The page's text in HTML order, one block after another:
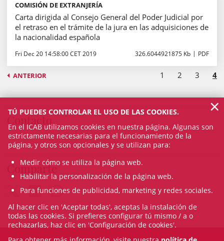
COMISIÓN DE EXTRANJERÍA
Carta dirigida al Consejo General del Poder Judicial por
el retraso en el trámite de la jura en las adquisiciones de
la nacionalidad española
Fri Dec 20 14:58:00 CET 2019 326.6044921875 Kb PDF
ANTERIOR 1 2 3 4
Contacto
Comparte
TÚ PUEDES CONTROLAR EL USO DE LAS COOKIES.
En el ICAB utilizamos cookies en nuestra página. Algunas son
estrictamente necesarias para el funcionamiento de la
página, y otros son opcionales y se utilizan para:
Medir cómo se utiliza la página web.
Habilitar la personalización de la página web.
Para funciones de publicidad, marketing y redes sociales.
Al hacer clic en 'Aceptar todas', aceptas la instalación de
todas las cookies. Si prefieres configurar tú mismo / a o
rechazarlas, haz clic en 'Configuración de cookies'.
×